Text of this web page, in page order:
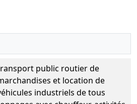
public routier de
et location de
industriels de tous